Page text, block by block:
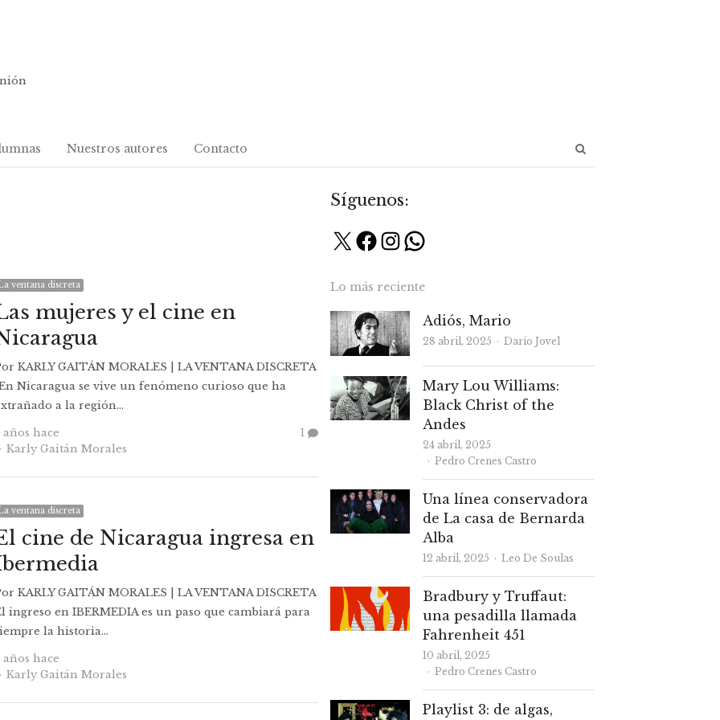
Nuestros autores Contacto
ventana discreta
mujeres y el cine en
KARLY GAITÁN MORALES | LA VENTANA DISCRETA
Nicaragua se vive un fenómeno curioso que ha
a la región…
años hace
Autor
Karly Gaitán Morales
1
ventana discreta
cine de Nicaragua ingresa en
KARLY GAITÁN MORALES | LA VENTANA DISCRETA
ingreso en IBERMEDIA es un paso que cambiará para
la historia…
años hace
Autor
Karly Gaitán Morales
Síguenos:
X Facebook
Instagram
WhatsApp
Lo más reciente
Adiós, Mario
28 abril, 2025 Autor
Darío Jovel
Mary Lou Williams:
Black Christ of the
Andes
24 abril, 2025
Autor
Pedro Crenes Castro
Una línea conservadora
de La casa de Bernarda
Alba
12 abril, 2025 Autor
Leo De Soulas
Bradbury y Truffaut:
una pesadilla llamada
Fahrenheit 451
10 abril, 2025
Autor
Pedro Crenes Castro
Playlist 3: de algas,